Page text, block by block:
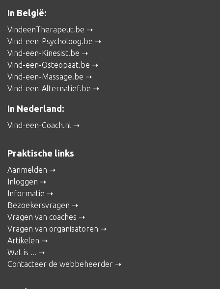
In België:
VindeenTherapeut.be
Vind-een-Psycholoog.be
Vind-een-Kinesist.be
Vind-een-Osteopaat.be
Vind-een-Massage.be
Vind-een-Alternatief.be
In Nederland:
Vind-een-Coach.nl
Praktische links
Aanmelden
Inloggen
Informatie
Bezoekersvragen
Vragen van coaches
Vragen van organisatoren
Artikelen
Wat is ...
Contacteer de webbeheerder